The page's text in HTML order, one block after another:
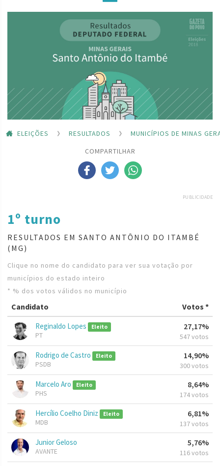
ELEIÇÕES RESULTADOS
MUNICÍPIOS DE MINAS
COMPARTILHAR
PUBLICIDADE
1º turno
RESULTADOS EM SANTO ANTÔNIO DO ITAMBÉ
(MG)
Clique no nome do candidato para ver sua votação por
municípios do estado inteiro
* % dos votos válidos no município
Candidato Votos *
Reginaldo Lopes Eleito
PT
27,17%
547 votos
Rodrigo de Castro Eleito
PSDB
14,90%
300 votos
Marcelo Aro Eleito
PHS
8,64%
174 votos
Hercílio Coelho Diniz Eleito
MDB
6,81%
137 votos
Junior Geloso
AVANTE
5,76%
116 votos